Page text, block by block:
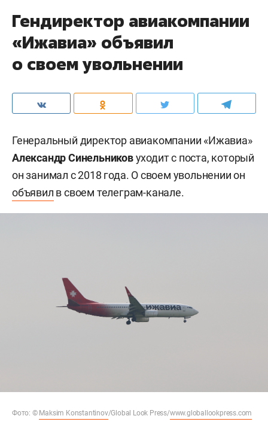
Гендиректор авиакомпании
«Ижавиа» объявил
о своем увольнении
Генеральный директор авиакомпании «Ижавиа»
Александр Синельниковуходит с поста, который
он занимал с 2018 года. О своем увольнении он
объявил в своем телеграм-канале.
Фото: © Maksim Konstantinov/Global Look Press/www.globallookpress.com